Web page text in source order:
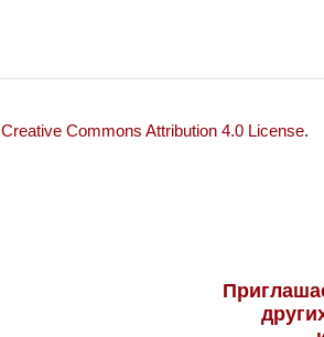
Creative Commons Attribution 4.0 License.